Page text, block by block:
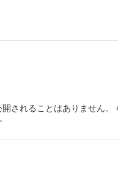
されることはありません。